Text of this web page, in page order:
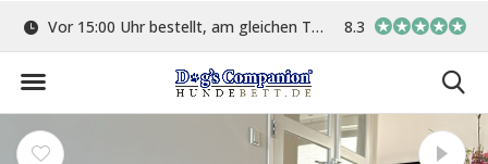
Vor 15:00 Uhr bestellt, am gleichen Tag versand In eigener
8.3